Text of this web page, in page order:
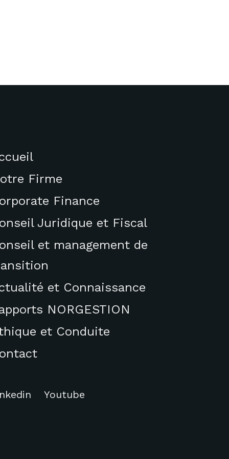
Firme
Finance
Juridique et Fiscal
et management de
et Connaissance
NORGESTION
et Conduite
Youtube